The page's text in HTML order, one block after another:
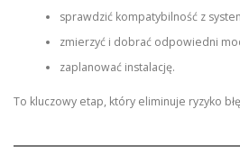
sprawdzić kompatybilność z
zmierzyć i dobrać odpowiedni
zaplanować instalację.
To kluczowy etap, który eliminuje ryzyko